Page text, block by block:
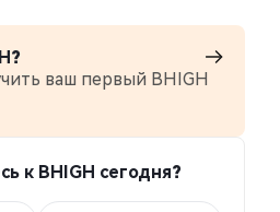
ваш первый BHIGH
к BHIGH сегодня?